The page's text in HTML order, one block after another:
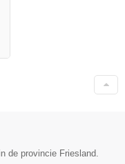
de provincie Friesland.